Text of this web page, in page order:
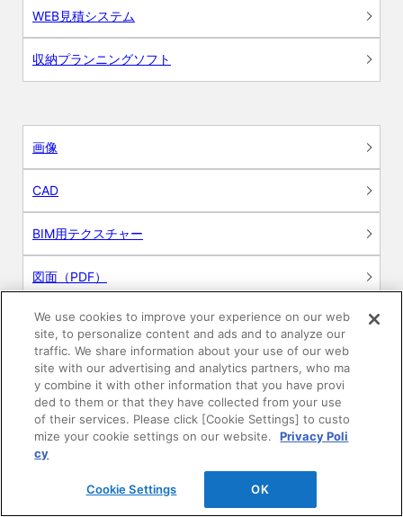
WEB見積システム
収納プランニングソフト
画像
CAD
BIM用テクスチャー
図面（PDF）
申請関係認定書類
施工・取扱説明書
動画
シミュレーションツール
24時間換気システム〈エアスマート〉
簡易設計見積ソフト
We use cookies to improve your experience on our web
site, to personalize content and ads and to analyze our
traffic. We share information about your use of our web
site with our advertising and analytics partners, who ma
y combine it with other information that you have provi
ded to them or that they have collected from your use
of their services. Please click [Cookie Settings] to custo
mize your cookie settings on our website.
Privacy Poli
cy
Cookie Settings OK